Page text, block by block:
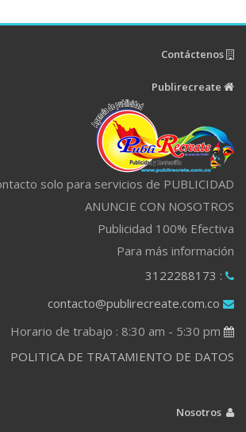
solo para servicios de PUBLICIDAD
ANUNCIE CON NOSOTROS
Publicidad 100% Efectiva
Para más información
: 3122288173
contacto@publirecreate.com.co
POLITICA DE TRATAMIENTO DE DATOS